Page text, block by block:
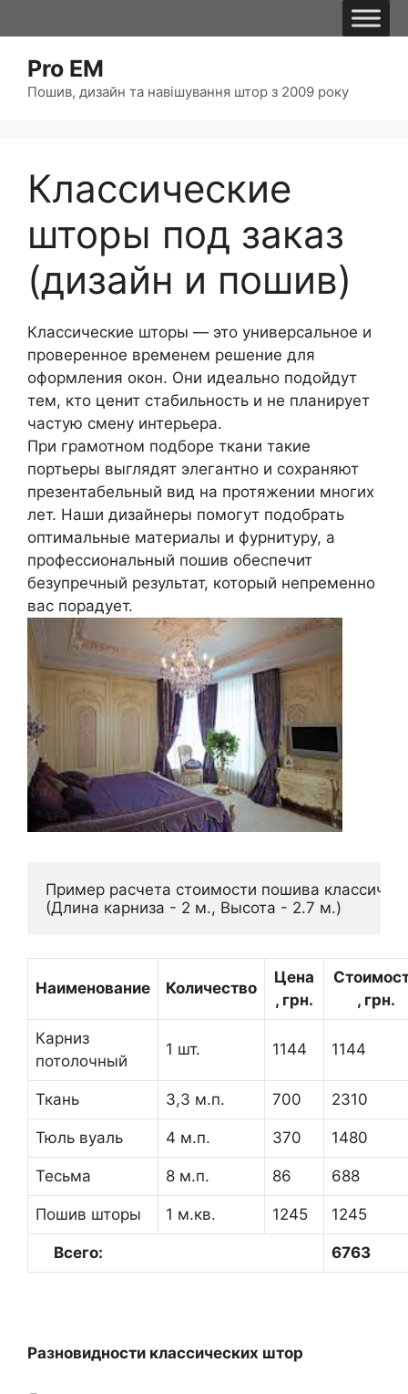
Pro EM
Пошив, дизайн та навішування штор з 2009 року
Классические
шторы под заказ
(дизайн и пошив)
Классические шторы — это универсальное и
проверенное временем решение для
оформления окон. Они идеально подойдут
тем, кто ценит стабильность и не планирует
частую смену интерьера.
При грамотном подборе ткани такие
портьеры выглядят элегантно и сохраняют
презентабельный вид на протяжении многих
лет. Наши дизайнеры помогут подобрать
оптимальные материалы и фурнитуру, а
профессиональный пошив обеспечит
безупречный результат, который непременно
вас порадует.
Пример расчета стоимости пошива
(Длина карниза - 2 м., Высота - 2.7 м.)
Наименование Количество
Цена
, грн.
, грн.
Карниз
потолочный
1 шт. 1144 1144
Ткань 3,3 м.п. 700 2310
Тюль вуаль 4 м.п. 370 1480
Тесьма 8 м.п. 86 688
Пошив шторы 1 м.кв. 1245 1245
Всего: 6763
Разновидности классических штор